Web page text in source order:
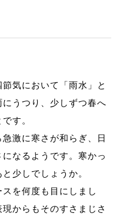
気において「雨水」と
うつり、少しずつ春へ
す。
激に寒さが和らぎ、日
なるようです。寒かっ
少しでしょうか。
を何度も目にしまし
からもそのすさまじさ